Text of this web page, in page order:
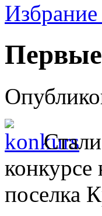
Избрание
конкурсе
поселка